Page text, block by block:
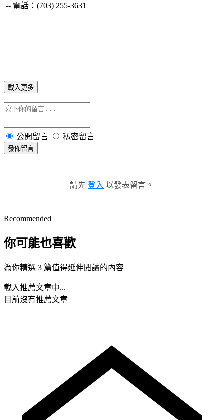
-- 電話：(703) 255-3631
載入更多
公開留言 私密留言
發佈留言
請先 登入 以發表留言。
Recommended
你可能也喜歡
為你精選 3 篇值得延伸閱讀的內容
載入推薦文章中...
目前沒有推薦文章